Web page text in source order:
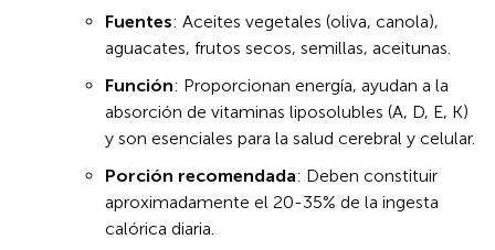
Fuentes: Aceites vegetales (oliva, canola),
aguacates, frutos secos, semillas, aceitunas.
Función: Proporcionan energía, ayudan a la
absorción de vitaminas liposolubles (A, D, E, K)
y son esenciales para la salud cerebral y celular.
Porción recomendada: Deben constituir
aproximadamente el 20-35% de la ingesta
calórica diaria.